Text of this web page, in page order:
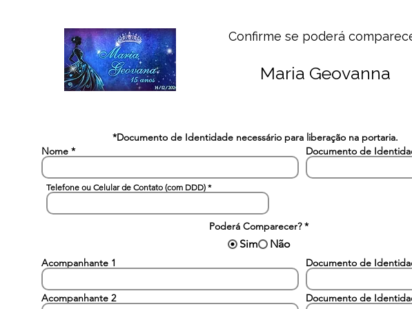
Confirme se poderá
Maria Geovanna
*Documento de Identidade necessário para liberação na portaria.
Nome
Documento de
Telefone ou Celular de Contato (com DDD)
Poderá Comparecer? *
Sim Não
Acompanhante 1 Documento de
Acompanhante 2 Documento de